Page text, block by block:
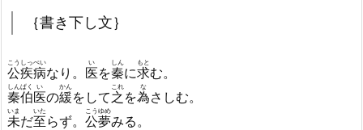
｛書き下し文｝
公
こう
疾病
しっぺい
なり。 医
い
を秦
しん
に求
もと
む。
秦伯
しんぱく
医
い
の緩
かん
をして之
これ
を為
な
さしむ。
未
いま
だ至
いた
らず。 公
こう
夢
ゆめ
みる。